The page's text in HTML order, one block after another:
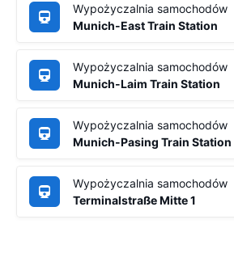
Wypożyczalnia samochodów
Munich-East Train Station
Wypożyczalnia samochodów
Munich-Laim Train Station
Wypożyczalnia samochodów
Munich-Pasing Train Station
Wypożyczalnia samochodów
Terminalstraße Mitte 1